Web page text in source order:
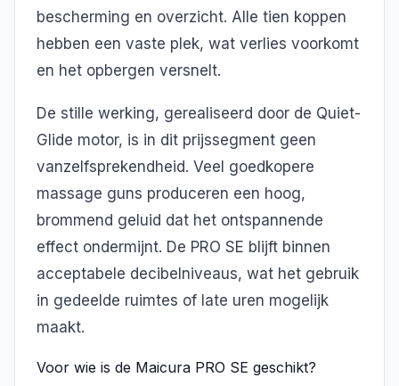
bescherming en overzicht. Alle tien koppen
hebben een vaste plek, wat verlies voorkomt
en het opbergen versnelt.
De stille werking, gerealiseerd door de Quiet-
Glide motor, is in dit prijssegment geen
vanzelfsprekendheid. Veel goedkopere
massage guns produceren een hoog,
brommend geluid dat het ontspannende
effect ondermijnt. De PRO SE blijft binnen
acceptabele decibelniveaus, wat het gebruik
in gedeelde ruimtes of late uren mogelijk
maakt.
Voor wie is de Maicura PRO SE geschikt?